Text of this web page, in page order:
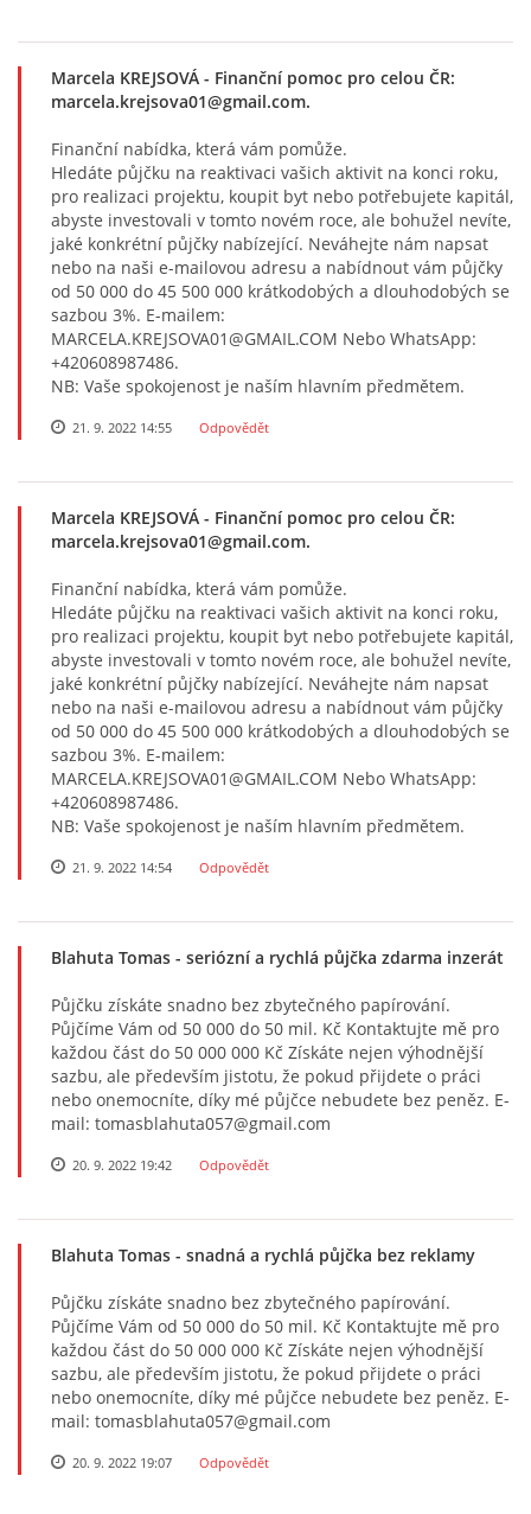
Marcela KREJSOVÁ - Finanční pomoc pro celou ČR:
marcela.krejsova01@gmail.com.
Finanční nabídka, která vám pomůže.
Hledáte půjčku na reaktivaci vašich aktivit na konci roku,
pro realizaci projektu, koupit byt nebo potřebujete kapitál,
abyste investovali v tomto novém roce, ale bohužel nevíte,
jaké konkrétní půjčky nabízející. Neváhejte nám napsat
nebo na naši e-mailovou adresu a nabídnout vám půjčky
od 50 000 do 45 500 000 krátkodobých a dlouhodobých se
sazbou 3%. E-mailem:
MARCELA.KREJSOVA01@GMAIL.COM Nebo WhatsApp:
+420608987486.
NB: Vaše spokojenost je naším hlavním předmětem.
21. 9. 2022 14:55 Odpovědět
Marcela KREJSOVÁ - Finanční pomoc pro celou ČR:
marcela.krejsova01@gmail.com.
Finanční nabídka, která vám pomůže.
Hledáte půjčku na reaktivaci vašich aktivit na konci roku,
pro realizaci projektu, koupit byt nebo potřebujete kapitál,
abyste investovali v tomto novém roce, ale bohužel nevíte,
jaké konkrétní půjčky nabízející. Neváhejte nám napsat
nebo na naši e-mailovou adresu a nabídnout vám půjčky
od 50 000 do 45 500 000 krátkodobých a dlouhodobých se
sazbou 3%. E-mailem:
MARCELA.KREJSOVA01@GMAIL.COM Nebo WhatsApp:
+420608987486.
NB: Vaše spokojenost je naším hlavním předmětem.
21. 9. 2022 14:54 Odpovědět
Blahuta Tomas - seriózní a rychlá půjčka zdarma inzerát
Půjčku získáte snadno bez zbytečného papírování.
Půjčíme Vám od 50 000 do 50 mil. Kč Kontaktujte mě pro
každou část do 50 000 000 Kč Získáte nejen výhodnější
sazbu, ale především jistotu, že pokud přijdete o práci
nebo onemocníte, díky mé půjčce nebudete bez peněz. E-
mail: tomasblahuta057@gmail.com
20. 9. 2022 19:42 Odpovědět
Blahuta Tomas - snadná a rychlá půjčka bez reklamy
Půjčku získáte snadno bez zbytečného papírování.
Půjčíme Vám od 50 000 do 50 mil. Kč Kontaktujte mě pro
každou část do 50 000 000 Kč Získáte nejen výhodnější
sazbu, ale především jistotu, že pokud přijdete o práci
nebo onemocníte, díky mé půjčce nebudete bez peněz. E-
mail: tomasblahuta057@gmail.com
20. 9. 2022 19:07 Odpovědět